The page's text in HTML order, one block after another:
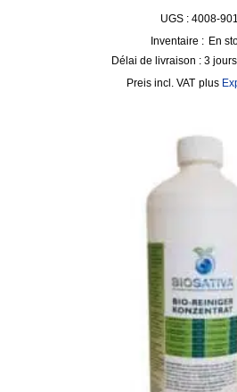
UGS : 4008-901
Inventaire : En
Délai de livraison : 3
incl. VAT plus